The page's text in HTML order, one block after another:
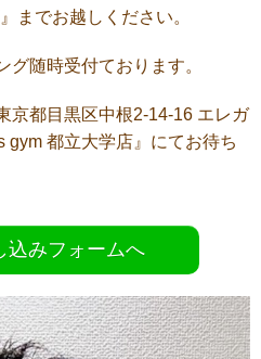
までお越しください。
随時受付ております。
京都目黒区中根2-14-16 エレガ
gym 都立大学店』にてお待ち
込みフォームへ